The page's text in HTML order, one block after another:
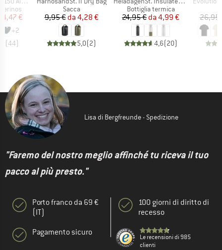
ridotto
€
+2
(44)
Gruppo di prodotti
Sacca
Prezzo
9,95 € Prezzo ridotto
da 4,28 €
5,0(2)
Gruppo di prodotti
Bottiglia termica
Prezzo
24,95 € Prezzo ridotto
da 4,99 €
4,6(20)
26,95
Lisa di Bergfreunde - Spedizione
"Faremo del nostro meglio affinché tu riceva il tuo
pacco al più presto."
Porto franco da 69 €
(IT)
Pagamento sicuro
100 giorni di diritto di
recesso
Le recensioni di 985
clienti